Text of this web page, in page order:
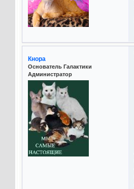
Кнора
Основатель Галактики
Администратор